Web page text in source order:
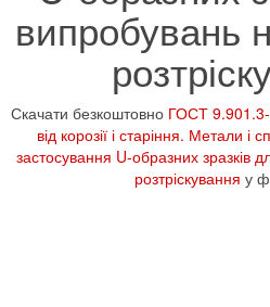
випробувань
Скачати безкоштовно ГОСТ
від корозії і старіння. Метали і
застосування U-образних зразків
розтріскування у